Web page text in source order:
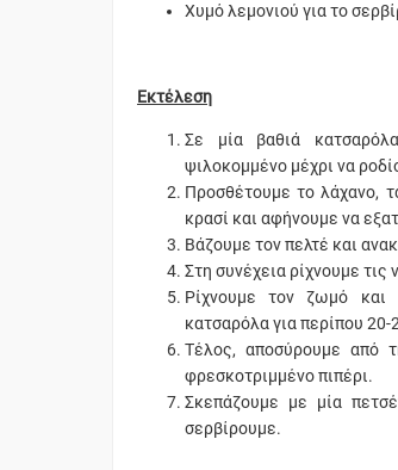
Χυμό λεμονιού για το
Εκτέλεση
Σε μία βαθιά
ψιλοκομμένο μέχρι να
Προσθέτουμε το λάχανο,
κρασί και αφήνουμε να
Βάζουμε τον πελτέ και
Στη συνέχεια ρίχνουμε
Ρίχνουμε τον ζωμό και
κατσαρόλα για περίπου 20-
Τέλος, αποσύρουμε από
φρεσκοτριμμένο πιπέρι.
Σκεπάζουμε με μία
σερβίρουμε.